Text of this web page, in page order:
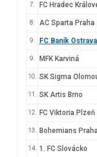
7. FC Hradec
8. AC Sparta Praha
9. FC Baník Ostrava
9. MFK Karviná
10. SK Sigma
11. SK Artis Brno
12. FC Viktoria Plzeň
13. Bohemians
14. 1. FC Slovácko